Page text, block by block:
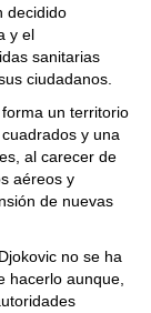
decidido
y el
sanitarias
ciudadanos.
un territorio
y una
al carecer de
aéreos y
de nuevas
no se ha
hacerlo aunque,